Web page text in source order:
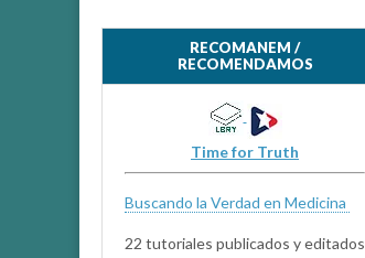
RECOMANEM /
RECOMENDAMOS
Time for Truth
Buscando la Verdad en Medicina
22 tutoriales publicados y editados